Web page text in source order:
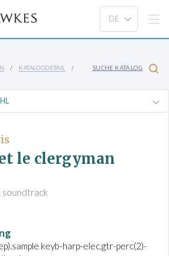
KATALOGDETAIL SUCHE KATALOG
le clergyman
soundtrack
keyb-harp-elec.gtr-perc(2)-